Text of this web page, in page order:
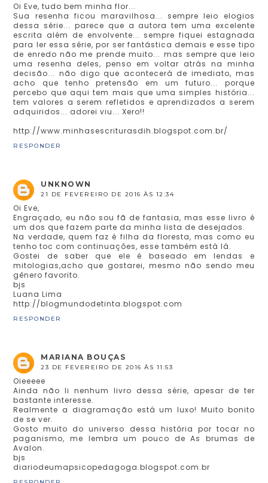
Oi Eve, tudo bem minha flor...
Sua resenha ficou maravilhosa... sempre leio elogios
dessa série... parece que a autora tem uma excelente
escrita além de envolvente... sempre fiquei estagnada
para ler essa série, por ser fantástica demais e esse tipo
de enredo não me prende muito... mas sempre que leio
uma resenha deles, penso em voltar atrás na minha
decisão... não digo que acontecerá de imediato, mas
acho que tenho pretensão em um futuro... porque
percebo que aqui tem mais que uma simples história...
tem valores a serem refletidos e aprendizados a serem
adquiridos... adorei viu... Xero!!
http://www.minhasescriturasdih.blogspot.com.br/
RESPONDER
UNKNOWN
21 DE FEVEREIRO DE 2016 ÀS 12:34
Oi Eve,
Engraçado, eu não sou fã de fantasia, mas esse livro é
um dos que fazem parte da minha lista de desejados.
Na verdade, quem faz é filha da floresta, mas como eu
tenho toc com continuações, esse também está lá.
Gostei de saber que ele é baseado em lendas e
mitologias,acho que gostarei, mesmo não sendo meu
gênero favorito.
bjs
Luana Lima
http://blogmundodetinta.blogspot.com
RESPONDER
MARIANA BOUÇAS
23 DE FEVEREIRO DE 2016 ÀS 11:53
Oieeeee
Ainda não li nenhum livro dessa série, apesar de ter
bastante interesse.
Realmente a diagramação está um luxo! Muito bonito
de se ver.
Gosto muito do universo dessa história por tocar no
paganismo, me lembra um pouco de As brumas de
Avalon.
bjs
diariodeumapsicopedagoga.blogspot.com.br